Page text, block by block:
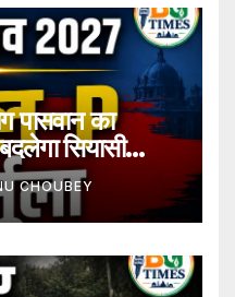
पासवान का
सियासी
CHOUBEY